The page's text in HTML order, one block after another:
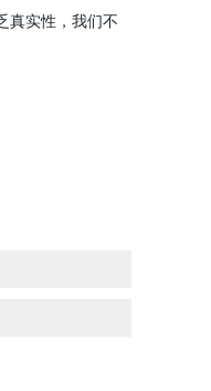
真实性，我们不